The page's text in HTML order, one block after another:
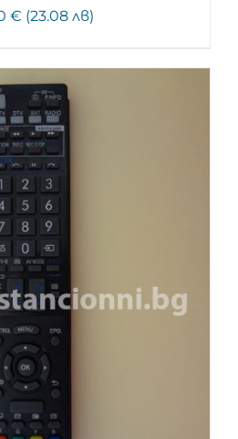
€ (23.08 лв)